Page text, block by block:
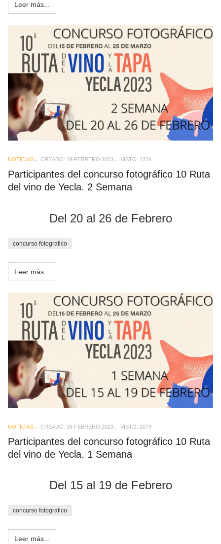
Leer más...
NOTICIAS CREADO: 19 FEBRERO 2023 VISTO: 1734
Participantes del concurso fotográfico 10 Ruta
del vino de Yecla. 2 Semana
Del 20 al 26 de Febrero
concurso fotografico
Leer más...
NOTICIAS CREADO: 16 FEBRERO 2023 VISTO: 2079
Participantes del concurso fotográfico 10 Ruta
del vino de Yecla. 1 Semana
Del 15 al 19 de Febrero
concurso fotografico
Leer más...